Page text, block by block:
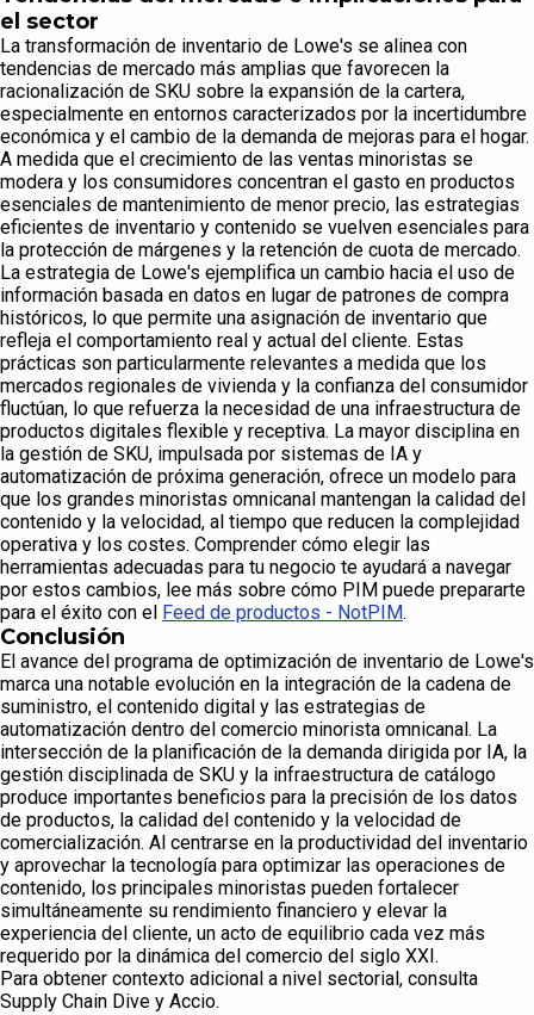
el sector
La transformación de inventario de Lowe's se alinea con
tendencias de mercado más amplias que favorecen la
racionalización de SKU sobre la expansión de la cartera,
especialmente en entornos caracterizados por la incertidumbre
económica y el cambio de la demanda de mejoras para el hogar.
A medida que el crecimiento de las ventas minoristas se
modera y los consumidores concentran el gasto en productos
esenciales de mantenimiento de menor precio, las estrategias
eficientes de inventario y contenido se vuelven esenciales para
la protección de márgenes y la retención de cuota de mercado.
La estrategia de Lowe's ejemplifica un cambio hacia el uso de
información basada en datos en lugar de patrones de compra
históricos, lo que permite una asignación de inventario que
refleja el comportamiento real y actual del cliente. Estas
prácticas son particularmente relevantes a medida que los
mercados regionales de vivienda y la confianza del consumidor
fluctúan, lo que refuerza la necesidad de una infraestructura de
productos digitales flexible y receptiva. La mayor disciplina en
la gestión de SKU, impulsada por sistemas de IA y
automatización de próxima generación, ofrece un modelo para
que los grandes minoristas omnicanal mantengan la calidad del
contenido y la velocidad, al tiempo que reducen la complejidad
operativa y los costes. Comprender cómo elegir las
herramientas adecuadas para tu negocio te ayudará a navegar
por estos cambios, lee más sobre cómo PIM puede prepararte
para el éxito con el Feed de productos - NotPIM.
Conclusión
El avance del programa de optimización de inventario de Lowe's
marca una notable evolución en la integración de la cadena de
suministro, el contenido digital y las estrategias de
automatización dentro del comercio minorista omnicanal. La
intersección de la planificación de la demanda dirigida por IA, la
gestión disciplinada de SKU y la infraestructura de catálogo
produce importantes beneficios para la precisión de los datos
de productos, la calidad del contenido y la velocidad de
comercialización. Al centrarse en la productividad del inventario
y aprovechar la tecnología para optimizar las operaciones de
contenido, los principales minoristas pueden fortalecer
simultáneamente su rendimiento financiero y elevar la
experiencia del cliente, un acto de equilibrio cada vez más
requerido por la dinámica del comercio del siglo XXI.
Para obtener contexto adicional a nivel sectorial, consulta
Supply Chain Dive y Accio.